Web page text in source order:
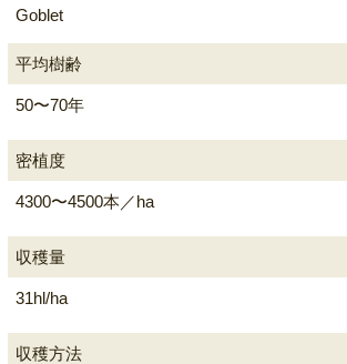
Goblet
平均樹齢
50〜70年
密植度
4300〜4500本／ha
収穫量
31hl/ha
収穫方法